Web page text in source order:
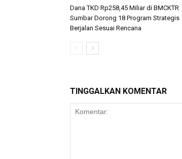
Dana TKD Rp258,45 Miliar di BMCKTR
Sumbar Dorong 18 Program Strategis
Berjalan Sesuai Rencana
TINGGALKAN KOMENTAR